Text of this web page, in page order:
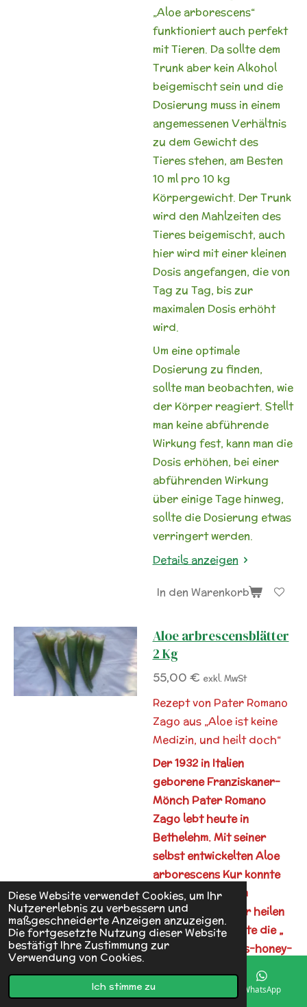
Diese Website verwendet Cookies, um Ihr
Nutzererlebnis zu verbessern und
maßgeschneiderte Anzeigen anzuzeigen.
Die fortgesetzte Nutzung dieser Website
bestätigt Ihre Zustimmung zur
Verwendung von Cookies.
Ich stimme zu
„Aloe arborescens“
funktioniert auch perfekt
mit Tieren. Da sollte dem
Trunk aber kein Alkohol
beigemischt sein und die
Dosierung muss in einem
angemessenen Verhältnis
zu dem Gewicht des
Tieres stehen, am Besten
10 ml pro 10 kg
Körpergewicht. Der Trunk
wird den Mahlzeiten des
Tieres beigemischt, auch
hier wird mit einer kleinen
Dosis angefangen, die von
Tag zu Tag, bis zur
maximalen Dosis erhöht
wird.
Um eine optimale
Dosierung zu finden,
sollte man beobachten, wie
der Körper reagiert. Stellt
man keine abführende
Wirkung fest, kann man die
Dosis erhöhen, bei einer
abführenden Wirkung
über einige Tage hinweg,
sollte die Dosierung etwas
verringert werden.
Details anzeigen
In den Warenkorb
Aloe arbrescensblätter
2 Kg
55,00 € exkl. MwSt
Rezept von Pater Romano
Zago aus „Aloe ist keine
Medizin, und heilt doch“
Der 1932 in Italien
geborene Franziskaner-
Mönch Pater Romano
Zago lebt heute in
Bethelehm. Mit seiner
selbst entwickelten Aloe
arborescens Kur konnte
er sich von seinem
Krebsleiden selber heilen
und veröffentlichte die „
Aloe-arborescens-honey-
rum-treatment“ als die
amerikanische Version der
Telefon WhatsApp